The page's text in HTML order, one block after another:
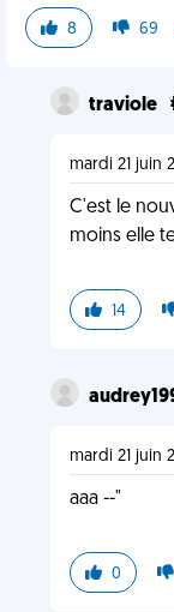
8 69
traviole
mardi 21 juin
C'est le
moins elle
14
mardi 21 juin
aaa --"
0